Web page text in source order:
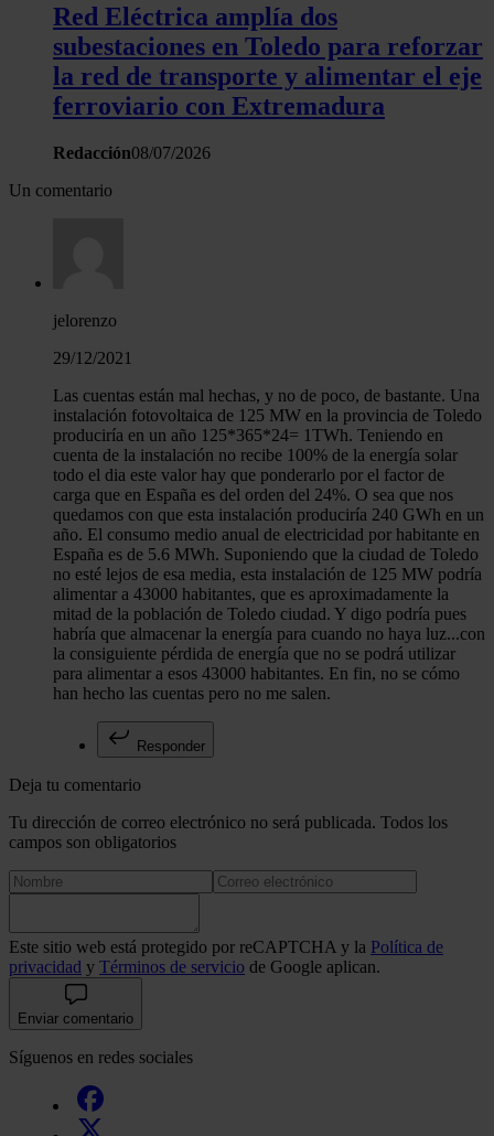
Red Eléctrica amplía dos
subestaciones en Toledo para reforzar
la red de transporte y alimentar el eje
ferroviario con Extremadura
Redacción08/07/2026
Un comentario
jelorenzo
29/12/2021
Las cuentas están mal hechas, y no de poco, de bastante. Una
instalación fotovoltaica de 125 MW en la provincia de Toledo
produciría en un año 125*365*24= 1TWh. Teniendo en
cuenta de la instalación no recibe 100% de la energía solar
todo el dia este valor hay que ponderarlo por el factor de
carga que en España es del orden del 24%. O sea que nos
quedamos con que esta instalación produciría 240 GWh en un
año. El consumo medio anual de electricidad por habitante en
España es de 5.6 MWh. Suponiendo que la ciudad de Toledo
no esté lejos de esa media, esta instalación de 125 MW podría
alimentar a 43000 habitantes, que es aproximadamente la
mitad de la población de Toledo ciudad. Y digo podría pues
habría que almacenar la energía para cuando no haya luz...con
la consiguiente pérdida de energía que no se podrá utilizar
para alimentar a esos 43000 habitantes. En fin, no se cómo
han hecho las cuentas pero no me salen.
Responder
Deja tu comentario
Tu dirección de correo electrónico no será publicada. Todos los
campos son obligatorios
Este sitio web está protegido por reCAPTCHA y la Política de
privacidad y Términos de servicio de Google aplican.
Enviar comentario
Síguenos en redes sociales